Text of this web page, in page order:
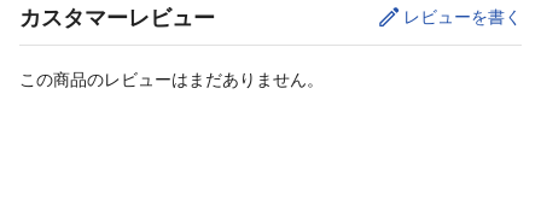
カスタマーレビュー レビューを書く
この商品のレビューはまだありません。